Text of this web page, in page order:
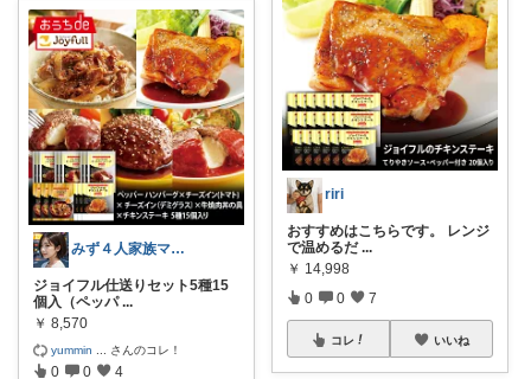
みず４人家族ママ★３０代子育て奮闘中🙆
ジョイフル仕送りセット5種15
個入（ペッパ ...
￥ 8,570
yummin さんのコレ！
0 0 4
riri
おすすめはこちらです。 レンジ
で温めるだ ...
￥ 14,998
0 0 7
コレ いいね